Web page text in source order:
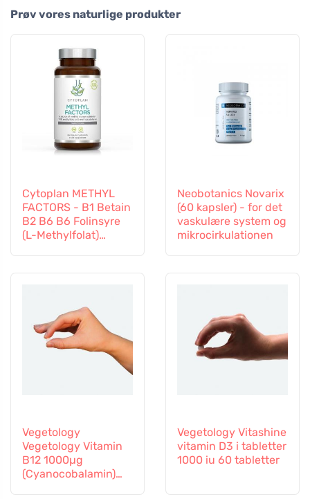
Prøv vores naturlige produkter
Cytoplan METHYL
FACTORS - B1 Betain
B2 B6 B6 Folinsyre
(L-Methylfolat)
Neobotanics Novarix
(60 kapsler) - for det
vaskulære system og
mikrocirkulationen
Vegetology
Vegetology Vitamin
B12 1000µg
(Cyanocobalamin)
Vegetology Vitashine
vitamin D3 i tabletter
1000 iu 60 tabletter